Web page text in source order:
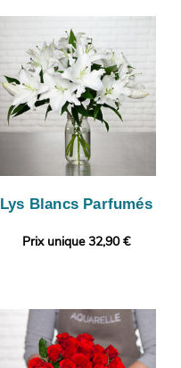
Lys Blancs Parfumés
Prix unique 32,90 €